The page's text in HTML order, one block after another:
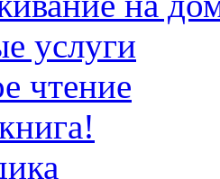
услуги
чтение